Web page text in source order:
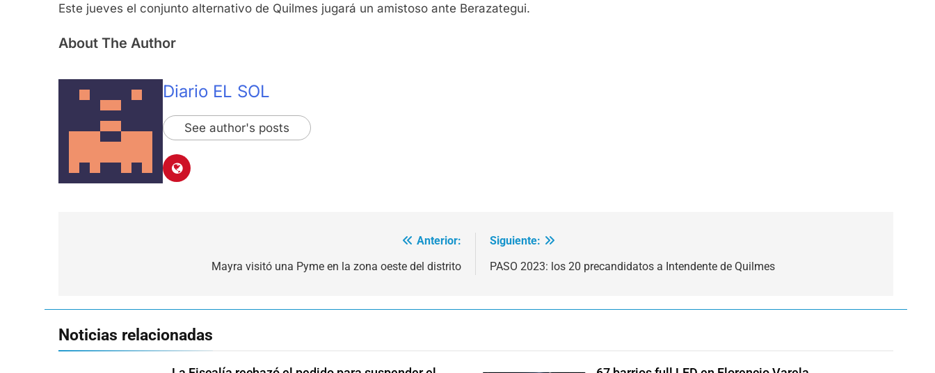
Este jueves el conjunto alternativo de Quilmes jugará un amistoso ante Berazategui.
About The Author
Diario EL SOL
See author's posts
Anterior:
Mayra visitó una Pyme en la zona oeste del distrito
Siguiente:
PASO 2023: los 20 precandidatos a Intendente de Quilmes
Noticias relacionadas